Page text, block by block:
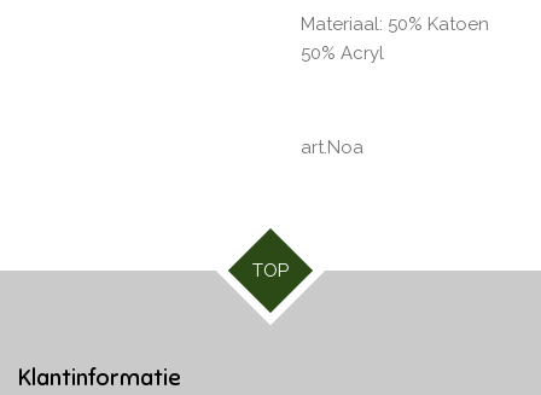
Materiaal: 50% Katoen
50% Acryl
art.Noa
TOP
Klantinformatie